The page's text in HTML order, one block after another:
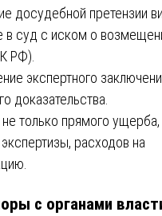
досудебной претензии
в суд с иском о
РФ).
экспертного
доказательства.
только прямого ущерба,
расходов на
с органами